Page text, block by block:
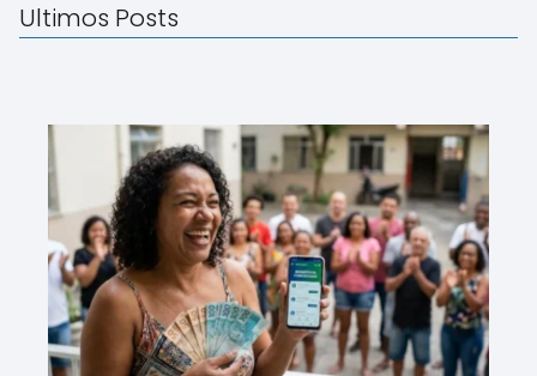
Ultimos Posts